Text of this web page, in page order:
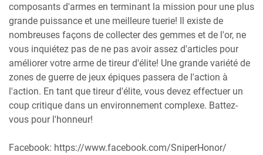
composants d'armes en terminant la mission pour une plus
grande puissance et une meilleure tuerie! Il existe de
nombreuses façons de collecter des gemmes et de l'or, ne
vous inquiétez pas de ne pas avoir assez d'articles pour
améliorer votre arme de tireur d'élite! Une grande variété de
zones de guerre de jeux épiques passera de l'action à
l'action. En tant que tireur d'élite, vous devez effectuer un
coup critique dans un environnement complexe. Battez-
vous pour l'honneur!
Facebook: https://www.facebook.com/SniperHonor/